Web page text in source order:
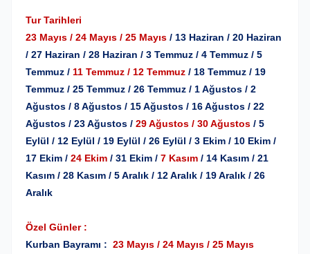
Tur Tarihleri
23 Mayıs / 24 Mayıs / 25 Mayıs / 13 Haziran / 20 Haziran
/ 27 Haziran / 28 Haziran / 3 Temmuz / 4 Temmuz / 5
Temmuz / 11 Temmuz / 12 Temmuz / 18 Temmuz / 19
Temmuz / 25 Temmuz / 26 Temmuz / 1 Ağustos / 2
Ağustos / 8 Ağustos / 15 Ağustos / 16 Ağustos / 22
Ağustos / 23 Ağustos / 29 Ağustos / 30 Ağustos / 5
Eylül / 12 Eylül / 19 Eylül / 26 Eylül / 3 Ekim / 10 Ekim /
17 Ekim / 24 Ekim / 31 Ekim / 7 Kasım / 14 Kasım / 21
Kasım / 28 Kasım / 5 Aralık / 12 Aralık / 19 Aralık / 26
Aralık
Özel Günler :
Kurban Bayramı : 23 Mayıs / 24 Mayıs / 25 Mayıs